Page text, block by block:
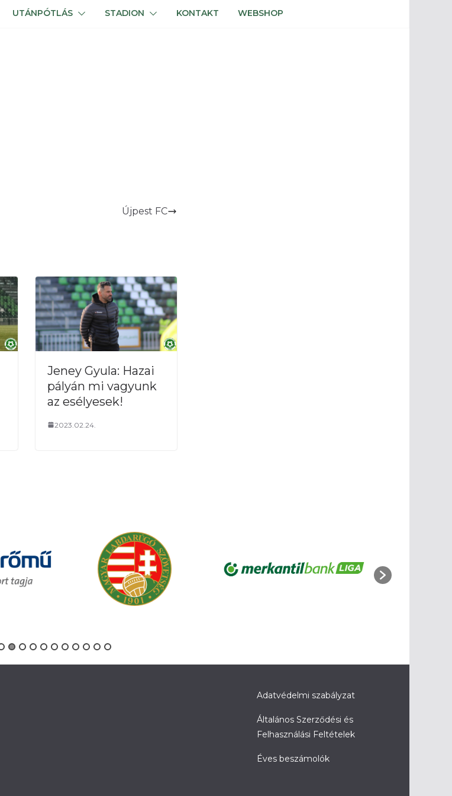
UTÁNPÓTLÁS STADION KONTAKT WEBSHOP
Újpest FC
Jeney Gyula: Hazai
pályán mi vagyunk
az esélyesek!
2023.02.24.
Adatvédelmi szabályzat
Általános Szerződési és
Felhasználási Feltételek
Éves beszámolók